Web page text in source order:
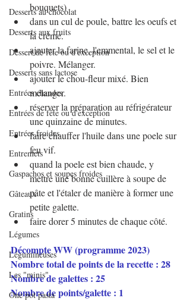
Desserts au chocolat
Desserts aux fruits
Dessert de fête ou d'exception
Desserts sans lactose
Entrées chaudes
Entrées de fête ou d'exception
Entrées froides
Entremets
Gaspachos et soupes froides
Gâteaux
Gratins
Légumes
Légumineuses
Les "minis"
One pot pasta
bouquets)
dans un cul de poule, battre les oeufs et
la crème.
ajouter la farine, l'emmental, le sel et le
poivre. Mélanger.
ajouter le chou-fleur mixé. Bien
mélanger.
réserver la préparation au réfrigérateur
une quinzaine de minutes.
faire chauffer l'huile dans une poele sur
feu vif.
quand la poele est bien chaude, y
mettre une bonne cuillère à soupe de
pâte et l'étaler de manière à former une
petite galette.
faire dorer 5 minutes de chaque côté.
Décompte WW (programme 2023)
Nombre total de points de la recette : 28
Nombre de galettes : 25
Nombre de points/galette : 1